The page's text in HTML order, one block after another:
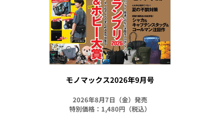
モノマックス2026年9月号
2026年8月7日（金）発売
特別価格：1,480円（税込）